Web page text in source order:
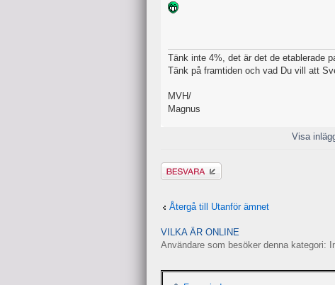
Tänk inte 4%, det är det de etablerade
Tänk på framtiden och vad Du vill att
MVH/
Magnus
Visa
Besvara
Återgå till Utanför ämnet
VILKA ÄR ONLINE
Användare som besöker denna kategori: